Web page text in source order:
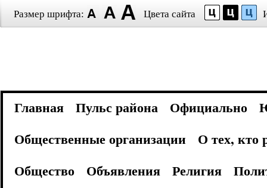
Размер шрифта: Цвета сайта
Главная Пульс района Официально
Общественные организации
О тех, кто
Общество
Объявления Религия